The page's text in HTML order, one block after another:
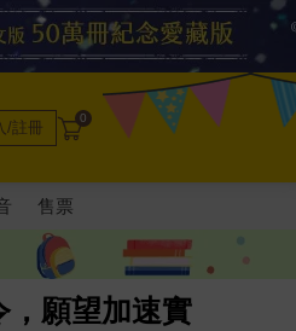
/註冊 0
售票
，願望加速實